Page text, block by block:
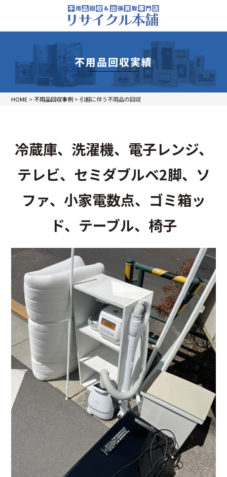
不用品回収実績
HOME > 不用品回収事例 > 引越に伴う不用品の回収
冷蔵庫、洗濯機、電子レンジ、
テレビ、セミダブルベ2脚、ソ
ファ、小家電数点、ゴミ箱ッ
ド、テーブル、椅子